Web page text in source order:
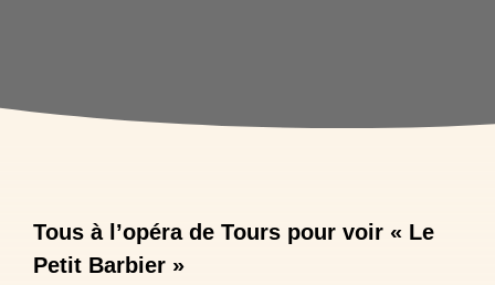
Tous à l’opéra de Tours pour voir « Le
Petit Barbier »